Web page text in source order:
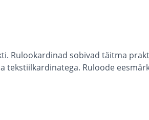
Rulookardinad sobivad täitma
tekstiilkardinatega. Ruloode